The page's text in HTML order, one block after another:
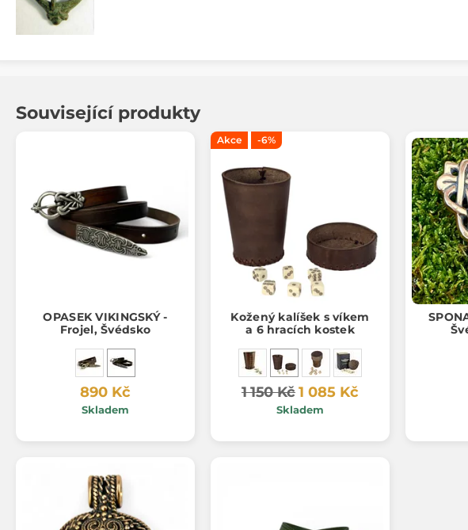
Související produkty
OPASEK VIKINGSKÝ -
Frojel, Švédsko
890 Kč
Skladem
Akce -6%
Kožený kalíšek s víkem
a 6 hracích kostek
1 150 Kč1 085 Kč
Skladem